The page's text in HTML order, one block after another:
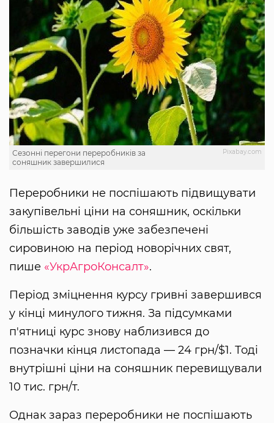
Рixabay.com
Сезонні перегони переробників за
соняшник завершилися
Переробники не поспішають підвищувати
закупівельні ціни на соняшник, оскільки
більшість заводів уже забезпечені
сировиною на період новорічних свят,
пише «УкрАгроКонсалт».
Період зміцнення курсу гривні завершився
у кінці минулого тижня. За підсумками
п'ятниці курс знову наблизився до
позначки кінця листопада — 24 грн/$1. Тоді
внутрішні ціни на соняшник перевищували
10 тис. грн/т.
Однак зараз переробники не поспішають